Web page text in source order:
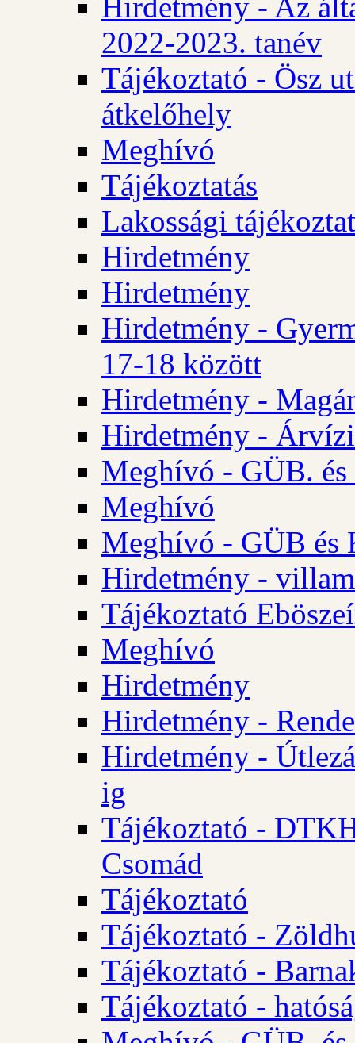
Hirdetmény - Az
2022-2023. tanév
Tájékoztató - Ösz
átkelőhely
Meghívó
Tájékoztatás
Lakossági
Hirdetmény
Hirdetmény
Hirdetmény -
17-18 között
Hirdetmény -
Hirdetmény -
Meghívó - GÜB.
Meghívó
Meghívó - GÜB és
Hirdetmény -
Tájékoztató
Meghívó
Hirdetmény
Hirdetmény -
Hirdetmény -
ig
Tájékoztató -
Csomád
Tájékoztató
Tájékoztató -
Tájékoztató -
Tájékoztató -